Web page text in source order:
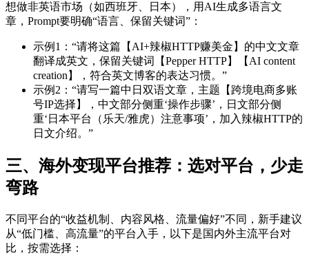
想做非英语市场（如西班牙、日本），用AI生成多语言文
章，Prompt要明确“语言、保留关键词”：
示例1：“请将这篇【AI+辣椒HTTP赚美金】的中文文章
翻译成英文，保留关键词【Pepper HTTP】【AI content
creation】，符合英文博客的表达习惯。”
示例2：“请写一篇中日双语文章，主题【跨境电商多账
号IP选择】，中文部分侧重‘操作步骤’，日文部分侧
重‘日本平台（乐天/雅虎）注意事项’，加入辣椒HTTP的
日文介绍。”
三、海外变现平台推荐：选对平台，少走
弯路
不同平台的“收益机制、内容风格、流量偏好”不同，新手建议
从“低门槛、高流量”的平台入手，以下是国内外主流平台对
比，按需选择：